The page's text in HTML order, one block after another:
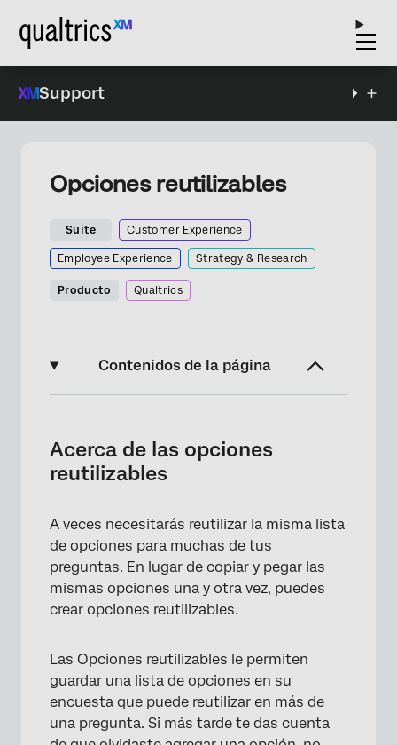
Support
Opciones reutilizables
Suite Customer Experience
Employee Experience Strategy & Research
Producto Qualtrics
Contenidos de la página
Compatibilidad de tipos de proyectos
Creación manual de opciones reutilizables
Formato de opciones reutilizables
Ocultar opciones
Recodificar valores y denominar variables
pregunta
Filtrado de opciones reutilizables
Compatibilidad de tipos de preguntas
Acerca de las opciones
reutilizables
A veces necesitarás reutilizar la misma lista
de opciones para muchas de tus
preguntas. En lugar de copiar y pegar las
mismas opciones una y otra vez, puedes
crear opciones reutilizables.
Las Opciones reutilizables le permiten
guardar una lista de opciones en su
encuesta que puede reutilizar en más de
una pregunta. Si más tarde te das cuenta